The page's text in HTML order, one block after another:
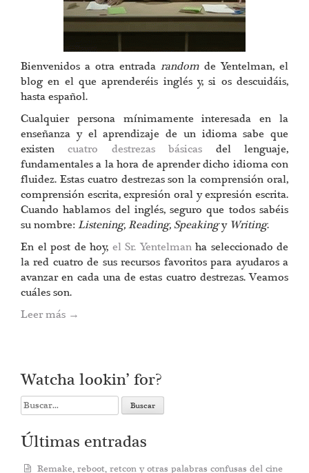
Bienvenidos a otra entrada random de Yentelman, el
blog en el que aprenderéis inglés y, si os descuidáis,
hasta español.
Cualquier persona mínimamente interesada en la
enseñanza y el aprendizaje de un idioma sabe que
existencuatro destrezas básicas del lenguaje,
fundamentales a la hora de aprender dicho idioma con
fluidez. Estas cuatro destrezas son la comprensión oral,
comprensión escrita, expresión oral y expresión escrita.
Cuando hablamos del inglés, seguro que todos sabéis
su nombre:Listening, Reading, Speakingy Writing.
En el post de hoy, el Sr. Yentelmanha seleccionado de
la red cuatro de sus recursos favoritos para ayudaros a
avanzar en cada una de estas cuatro destrezas. Veamos
cuáles son.
Leer más →
Watcha lookin’ for?
Search
for:
Últimas entradas
Remake, reboot, retcon y otras palabras confusas del cine